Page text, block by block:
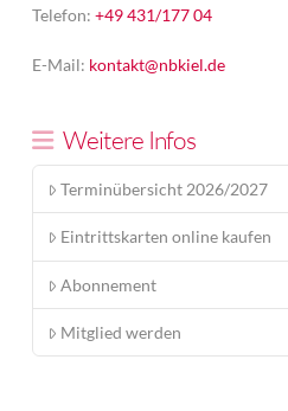
Telefon: +49 431/177 04
E-Mail: kontakt@nbkiel.de
Weitere Infos
Terminübersicht 2026/2027
Eintrittskarten online kaufen
Abonnement
Mitglied werden